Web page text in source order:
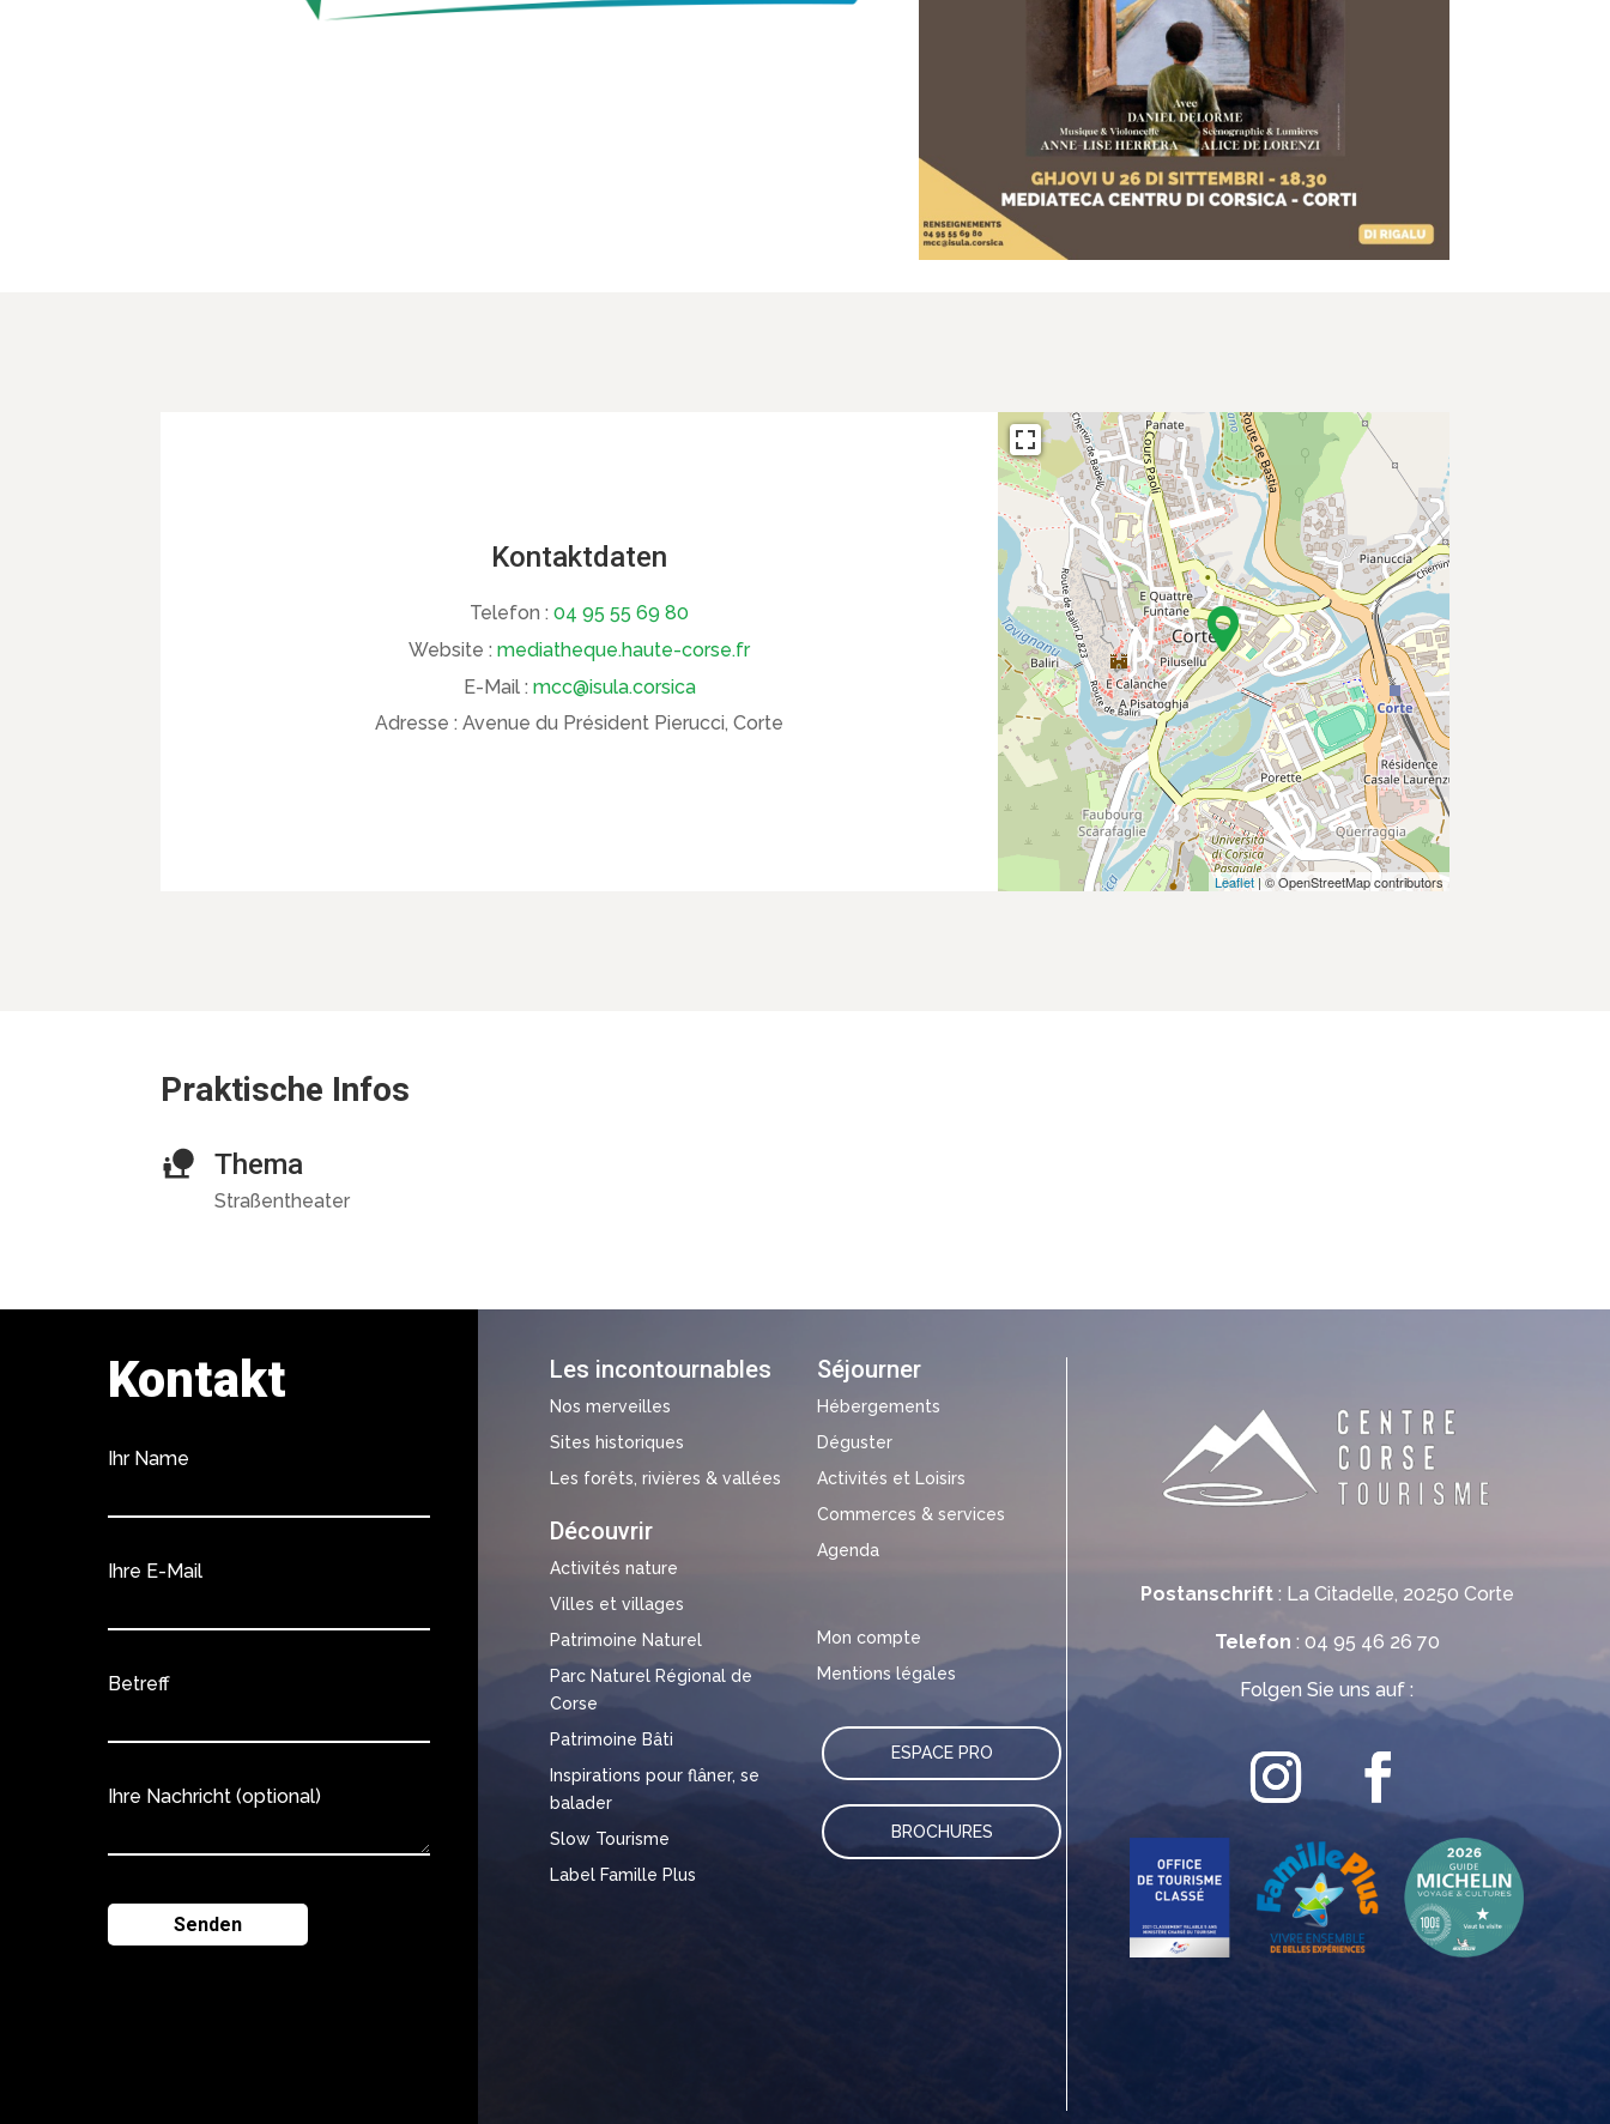
Kontaktdaten
Telefon :04 95 55 69 80
Website :mediatheque.haute-corse.fr
E-Mail : mcc@isula.corsica
Adresse :Avenue du Président Pierucci, Corte
Leaflet| © OpenStreetMap contributors
Praktische Infos
Thema
Straßentheater
Postanschrift: La Citadelle, 20250 Corte
Telefon : 04 95 46 26 70
Folgen Sie uns auf :
Les incontournables
Nos merveilles
Sites historiques
Les forêts, rivières & vallées
Découvrir
Activités nature
Villes et villages
Patrimoine Naturel
Parc Naturel Régional de
Corse
Patrimoine Bâti
Inspirations pour flâner, se
balader
Slow Tourisme
Label Famille Plus
Séjourner
Hébergements
Déguster
Activités et Loisirs
Commerces & services
Agenda
Mon compte
Mentions légales
ESPACE PRO
BROCHURES
Kontakt
Ihr Name
Ihre E-Mail
Betreff
Ihre Nachricht (optional)